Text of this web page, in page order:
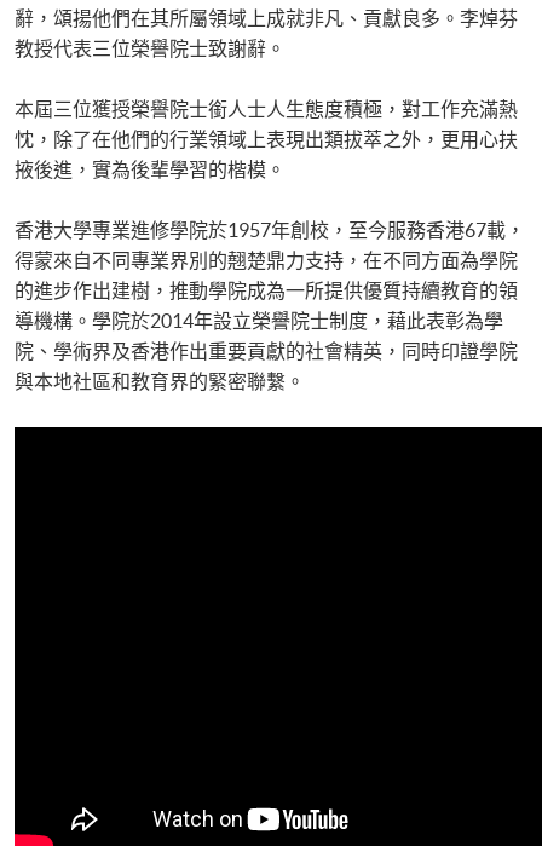
辭，頌揚他們在其所屬領域上成就非凡、貢獻良多。李焯芬
教授代表三位榮譽院士致謝辭。
本屆三位獲授榮譽院士銜人士人生態度積極，對工作充滿熱
忱，除了在他們的行業領域上表現出類拔萃之外，更用心扶
掖後進，實為後輩學習的楷模。
香港大學專業進修學院於1957年創校，至今服務香港67載，
得蒙來自不同專業界別的翹楚鼎力支持，在不同方面為學院
的進步作出建樹，推動學院成為一所提供優質持續教育的領
導機構。學院於2014年設立榮譽院士制度，藉此表彰為學
院、學術界及香港作出重要貢獻的社會精英，同時印證學院
與本地社區和教育界的緊密聯繫。